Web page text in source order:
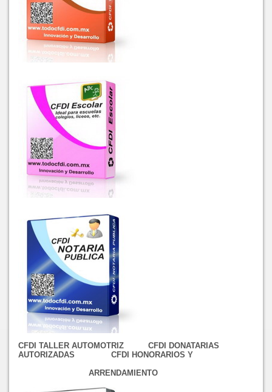
CFDI TALLER AUTOMOTRIZ CFDI DONATARIAS
AUTORIZADAS CFDI HONORARIOS Y
ARRENDAMIENTO